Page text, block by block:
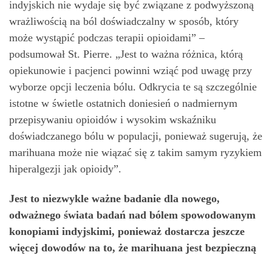
indyjskich nie wydaje się być związane z podwyższoną
wrażliwością na ból doświadczalny w sposób, który
może wystąpić podczas terapii opioidami” –
podsumował St. Pierre. „Jest to ważna różnica, którą
opiekunowie i pacjenci powinni wziąć pod uwagę przy
wyborze opcji leczenia bólu. Odkrycia te są szczególnie
istotne w świetle ostatnich doniesień o nadmiernym
przepisywaniu opioidów i wysokim wskaźniku
doświadczanego bólu w populacji, ponieważ sugerują, że
marihuana może nie wiązać się z takim samym ryzykiem
hiperalgezji jak opioidy”.
Jest to niezwykle ważne badanie dla nowego,
odważnego świata badań nad bólem spowodowanym
konopiami indyjskimi, ponieważ dostarcza jeszcze
więcej dowodów na to, że marihuana jest bezpieczną